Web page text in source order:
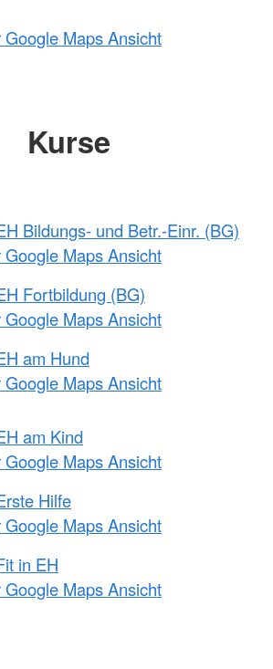
Google Maps Ansicht
Kurse
Bildungs- und Betr.-Einr. (BG)
Google Maps Ansicht
Fortbildung (BG)
Google Maps Ansicht
am Hund
Google Maps Ansicht
am Kind
Google Maps Ansicht
Hilfe
Google Maps Ansicht
in EH
Google Maps Ansicht